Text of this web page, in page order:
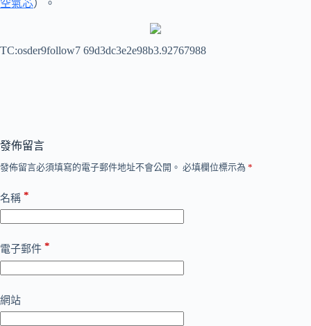
空氣芯）。
TC:osder9follow7 69d3dc3e2e98b3.92767988
發佈留言
發佈留言必須填寫的電子郵件地址不會公開。 必填欄位標示為 *
名稱 *
電子郵件 *
網站